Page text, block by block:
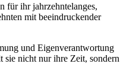
für ihr jahrzehntelanges,
mit beeindruckender
und Eigenverantwortung
sie nicht nur ihre Zeit, sondern